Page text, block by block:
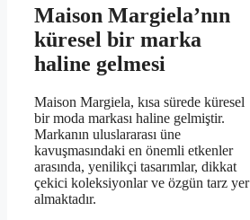
Maison Margiela’nın
küresel bir marka
haline gelmesi
Maison Margiela, kısa sürede küresel
bir moda markası haline gelmiştir.
Markanın uluslararası üne
kavuşmasındaki en önemli etkenler
arasında, yenilikçi tasarımlar, dikkat
çekici koleksiyonlar ve özgün tarz yer
almaktadır.